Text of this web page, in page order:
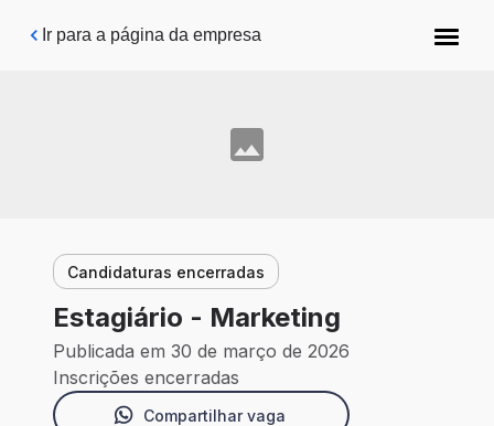
Pular para o conteúdo principal
Ir para a página da empresa
Candidaturas encerradas
Estagiário - Marketing
Publicada em 30 de março de 2026
Inscrições encerradas
Compartilhar vaga